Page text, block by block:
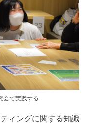
会で実践する
ィングに関する知識